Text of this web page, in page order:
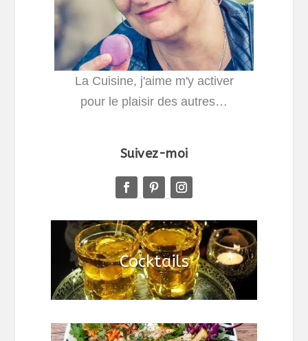
La Cuisine, j'aime m'y activer
pour le plaisir des autres…
Suivez-moi